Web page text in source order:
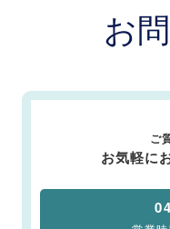
お
ご
お気軽に